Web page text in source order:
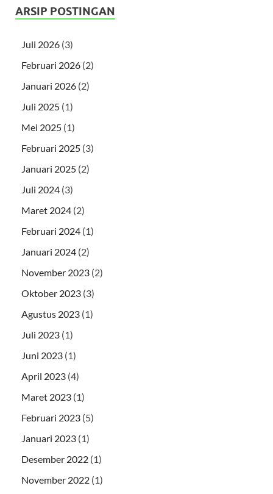
ARSIP POSTINGAN
Juli 2026 (3)
Februari 2026 (2)
Januari 2026 (2)
Juli 2025 (1)
Mei 2025 (1)
Februari 2025 (3)
Januari 2025 (2)
Juli 2024 (3)
Maret 2024 (2)
Februari 2024 (1)
Januari 2024 (2)
November 2023 (2)
Oktober 2023 (3)
Agustus 2023 (1)
Juli 2023 (1)
Juni 2023 (1)
April 2023 (4)
Maret 2023 (1)
Februari 2023 (5)
Januari 2023 (1)
Desember 2022 (1)
November 2022 (1)